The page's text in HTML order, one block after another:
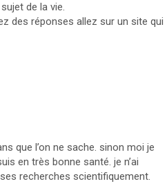
de la vie.
des réponses allez sur un site qui
que l’on ne sache. sinon moi je
en très bonne santé. je n’ai
recherches scientifiquement.